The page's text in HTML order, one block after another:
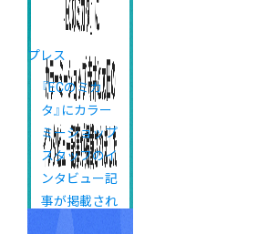
プレス
『ECのミカ
タ』にカラー
ミーショップ
スタッフのイ
ンタビュー記
事が掲載され
ました